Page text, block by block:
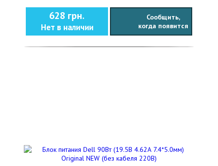
628 грн.
Нет в наличии
Сообщить,
когда появится